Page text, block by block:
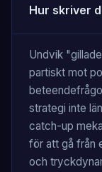
Hur skriver
Undvik
partiskt mot
strategi inte
catch-up
för att gå från
och